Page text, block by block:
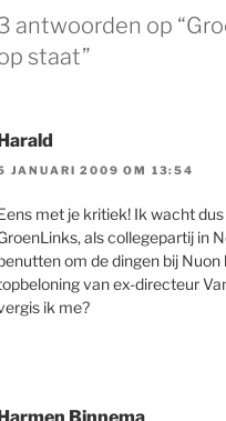
antwoorden op
staat”
JANUARI 2009 OM 13:54
met je kritiek! Ik wacht
als collegepartij in
om de dingen bij
van ex-directeur
ik me?
Binnema